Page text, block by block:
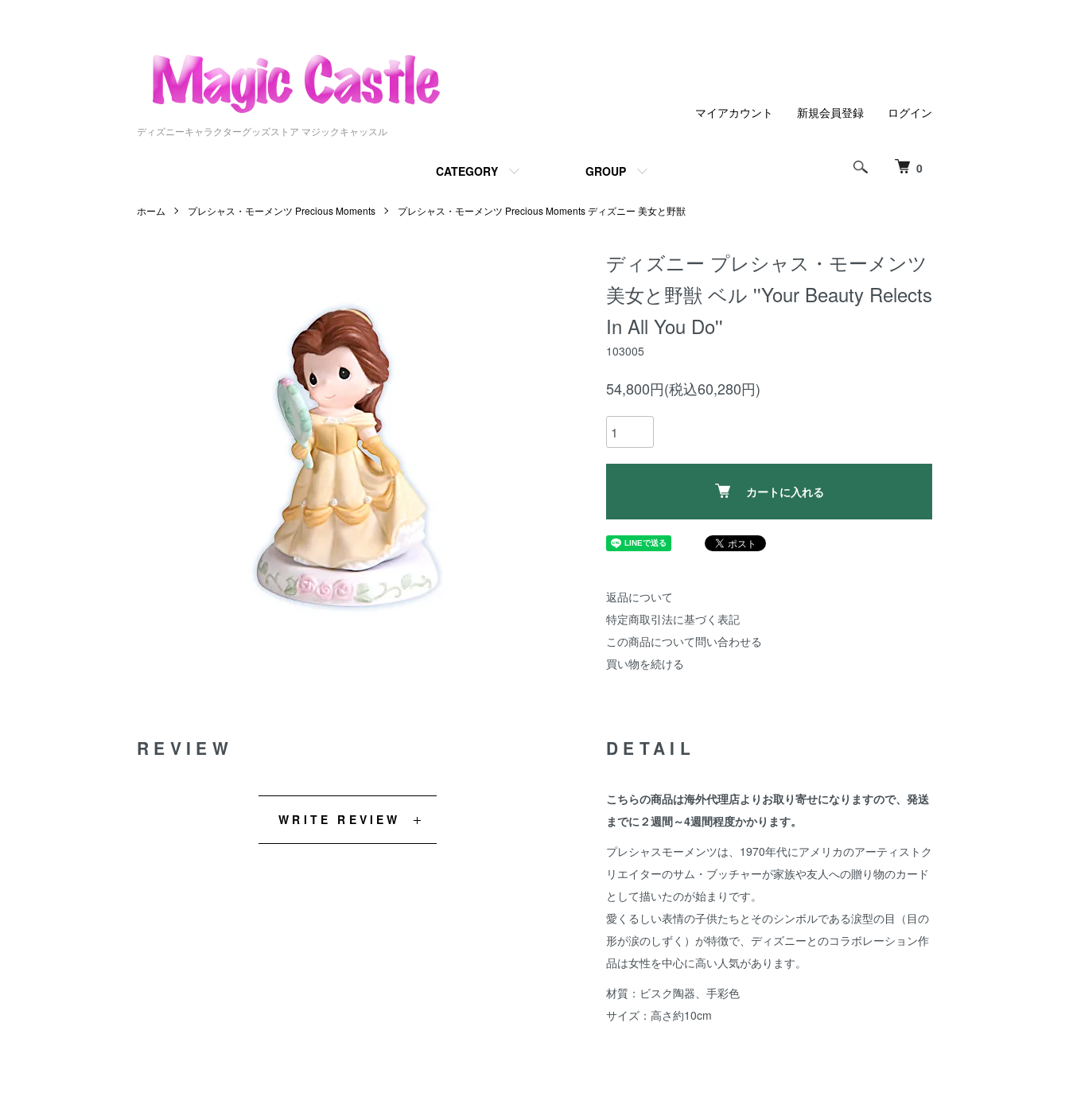
ディズニーキャラクターグッズストア マジックキャッスル
0
CATEGORY GROUP
マイアカウント 新規会員登録 ログイン
ホーム プレシャス・モーメンツ Precious Moments プレシャス・モーメンツ Precious Moments ディズニー 美女と野獣
ディズニー プレシャス・モーメンツ
美女と野獣 ベル ''Your Beauty Relects
In All You Do''
103005
54,800円(税込60,280円)
カートに入れる
返品について
特定商取引法に基づく表記
この商品について問い合わせる
買い物を続ける
DETAIL
こちらの商品は海外代理店よりお取り寄せになりますので、発送
までに２週間～4週間程度かかります。
プレシャスモーメンツは、1970年代にアメリカのアーティストク
リエイターのサム・ブッチャーが家族や友人への贈り物のカード
として描いたのが始まりです。
愛くるしい表情の子供たちとそのシンボルである涙型の目（目の
形が涙のしずく）が特徴で、ディズニーとのコラボレーション作
品は女性を中心に高い人気があります。
材質：ビスク陶器、手彩色
サイズ：高さ約10cm
REVIEW
WRITE REVIEW